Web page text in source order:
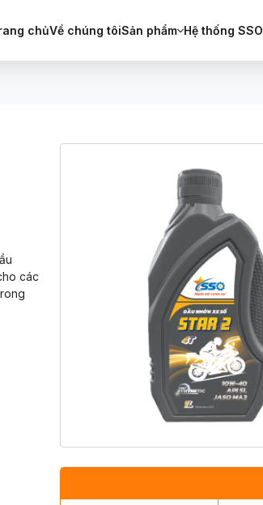
chủVề chúng tôiSản phẩm Hệ thống SSO
các